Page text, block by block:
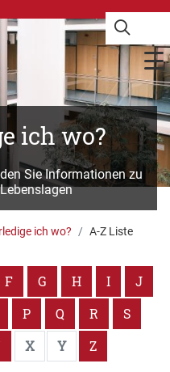
ich wo?
Sie Informationen zu
ich wo? A-Z Liste
F G H I
J
P Q R
S
X Y Z